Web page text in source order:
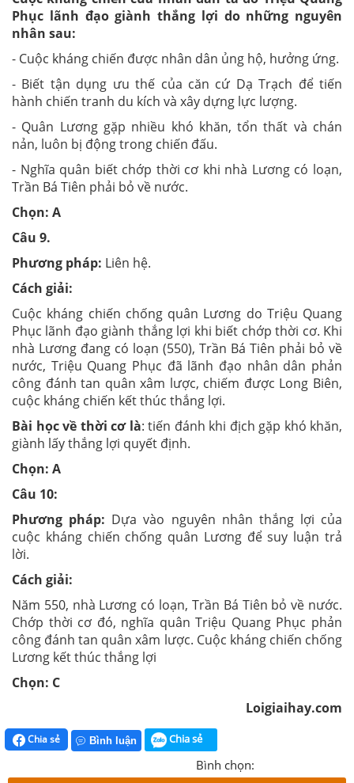
Phục lãnh đạo giành thắng lợi do những nguyên
nhân sau:
- Cuộc kháng chiến được nhân dân ủng hộ, hưởng ứng.
- Biết tận dụng ưu thế của căn cứ Dạ Trạch để tiến
hành chiến tranh du kích và xây dựng lực lượng.
- Quân Lương gặp nhiều khó khăn, tổn thất và chán
nản, luôn bị động trong chiến đấu.
- Nghĩa quân biết chớp thời cơ khi nhà Lương có loạn,
Trần Bá Tiên phải bỏ về nước.
Chọn: A
Câu 9.
Phương pháp: Liên hệ.
Cách giải:
Cuộc kháng chiến chống quân Lương do Triệu Quang
Phục lãnh đạo giành thắng lợi khi biết chớp thời cơ. Khi
nhà Lương đang có loạn (550), Trần Bá Tiên phải bỏ về
nước, Triệu Quang Phục đã lãnh đạo nhân dân phản
công đánh tan quân xâm lược, chiếm được Long Biên,
cuộc kháng chiến kết thúc thắng lợi.
Bài học về thời cơ là: tiến đánh khi địch gặp khó khăn,
giành lấy thắng lợi quyết định.
Chọn: A
Câu 10:
Phương pháp: Dựa vào nguyên nhân thắng lợi của
cuộc kháng chiến chống quân Lương để suy luận trả
lời.
Cách giải:
Năm 550, nhà Lương có loạn, Trần Bá Tiên bỏ về nước.
Chớp thời cơ đó, nghĩa quân Triệu Quang Phục phản
công đánh tan quân xâm lược. Cuộc kháng chiến chống
Lương kết thúc thắng lợi
Chọn: C
Loigiaihay.com
Chia sẻ Bình luận Chia sẻ
Bình chọn: